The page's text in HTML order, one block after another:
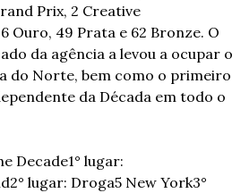
Prix, 2 Creative
Ouro, 49 Prata e 62 Bronze. O
da agência a levou a ocupar o
do Norte, bem como o primeiro
da Década em todo o
Decade1° lugar:
2° lugar: Droga5 New York3°